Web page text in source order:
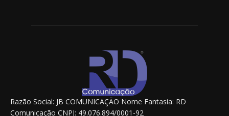
Razão Social: JB COMUNICAÇÃO Nome Fantasia: RD
Comunicação CNPJ: 49.076.894/0001-92